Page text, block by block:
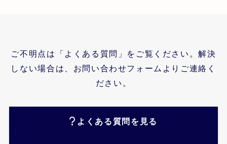
ご不明点は「よくある質問」をご覧ください。解決
しない場合は、お問い合わせフォームよりご連絡く
ださい。
よくある質問を見る